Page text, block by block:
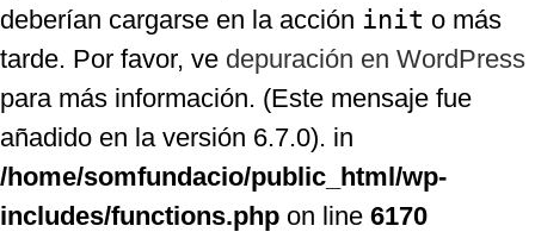
deberían cargarse en la acción init o más
tarde. Por favor, ve depuración en WordPress
para más información. (Este mensaje fue
añadido en la versión 6.7.0). in
/home/somfundacio/public_html/wp-
includes/functions.php on line 6170